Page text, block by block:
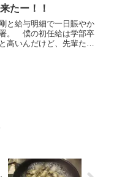
思えない。 サンマとか
ニサキスと...
たー！！
と給与明細で一日賑やか
。 僕の初任給は学部卒
高いんだけど、先輩たち